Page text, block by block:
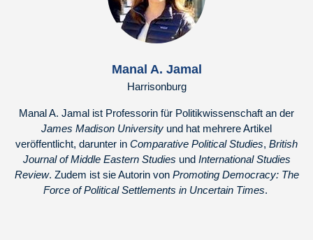
Manal A. Jamal
Harrisonburg
Manal A. Jamal ist Professorin für Politikwissenschaft an der
James Madison University und hat mehrere Artikel
veröffentlicht, darunter in Comparative Political Studies, British
Journal of Middle Eastern Studies und International Studies
Review. Zudem ist sie Autorin von Promoting Democracy: The
Force of Political Settlements in Uncertain Times.